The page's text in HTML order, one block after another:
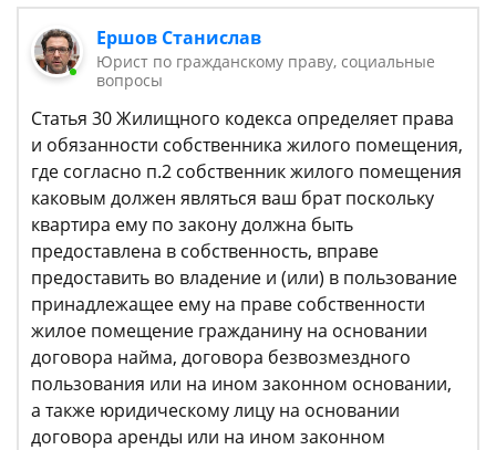
Ершов Станислав
Юрист по гражданскому праву, социальные
вопросы
Статья 30 Жилищного кодекса определяет права
и обязанности собственника жилого помещения,
где согласно п.2 собственник жилого помещения
каковым должен являться ваш брат поскольку
квартира ему по закону должна быть
предоставлена в собственность, вправе
предоставить во владение и (или) в пользование
принадлежащее ему на праве собственности
жилое помещение гражданину на основании
договора найма, договора безвозмездного
пользования или на ином законном основании,
а также юридическому лицу на основании
договора аренды или на ином законном